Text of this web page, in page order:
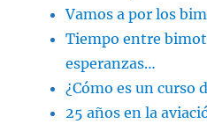
Vamos a por los
Tiempo entre
esperanzas…
¿Cómo es un curso
25 años en la